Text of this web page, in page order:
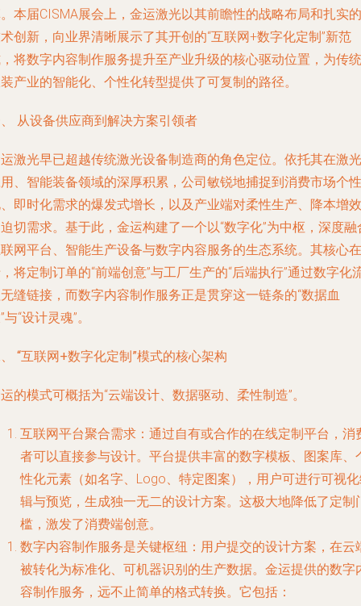
本届CISMA展会上，金运激光以其前瞻性的战略布局和扎实的
创新，向业界清晰展示了其开创的“互联网+数字化定制”新范
将数字内容制作服务提升至产业升级的核心驱动位置，为传统
产业的智能化、个性化转型提供了可复制的路径。
从设备供应商到解决方案引领者
激光早已超越传统激光设备制造商的角色定位。依托其在激光
、智能装备领域的深厚积累，公司敏锐地捕捉到消费市场个性
即时化需求的爆发式增长，以及产业端对柔性生产、降本增效
切需求。基于此，金运构建了一个以“数字化”为中枢，深度融
网平台、智能生产设备与数字内容服务的生态系统。其核心在
将定制订单的“前端创意”与工厂生产的“后端执行”通过数字化
缝链接，而数字内容制作服务正是贯穿这一链条的“数据血
与“设计灵魂”。
“互联网+数字化定制”模式的核心架构
的模式可概括为“云端设计、数据驱动、柔性制造”。
互联网平台聚合需求 ：通过自有或合作的在线定制平台，消
者可以直接参与设计。平台提供丰富的数字模板、图案库、
性化元素（如名字、Logo、特定图案），用户可进行可视
辑与预览，生成独一无二的设计方案。这极大地降低了定制
槛，激发了消费端创意。
数字内容制作服务是关键枢纽 ：用户提交的设计方案，在云
被转化为标准化、可机器识别的生产数据。金运提供的数字
容制作服务，远不止简单的格式转换。它包括：